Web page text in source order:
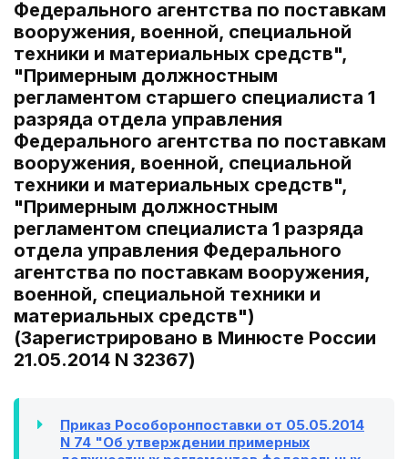
Федерального агентства по поставкам
вооружения, военной, специальной
техники и материальных средств",
"Примерным должностным
регламентом старшего специалиста 1
разряда отдела управления
Федерального агентства по поставкам
вооружения, военной, специальной
техники и материальных средств",
"Примерным должностным
регламентом специалиста 1 разряда
отдела управления Федерального
агентства по поставкам вооружения,
военной, специальной техники и
материальных средств")
(Зарегистрировано в Минюсте России
21.05.2014 N 32367)
Приказ Рособоронпоставки от 05.05.2014
N 74 "Об утверждении примерных